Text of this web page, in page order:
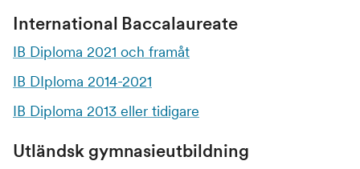
International Baccalaureate
IB Diploma 2021 och framåt
IB DIploma 2014-2021
IB Diploma 2013 eller tidigare
Utländsk gymnasieutbildning